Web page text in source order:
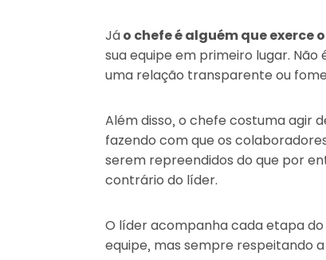
Jáo chefe é alguém que
sua equipe em primeiro lugar.
uma relação transparente ou
Além disso, o chefe costuma agir
fazendo com que os
serem repreendidos do que por
contrário do líder.
O líder acompanha cada etapa
equipe, mas sempre respeitando